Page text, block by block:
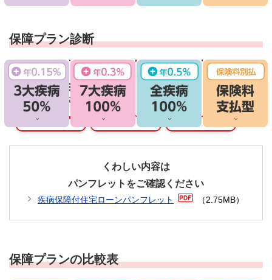
保障プラン診断
くわしい内容は
パンフレットをご確認ください
疾病保障付住宅ローンパンフレット （2.75MB）
保障プランの比較表